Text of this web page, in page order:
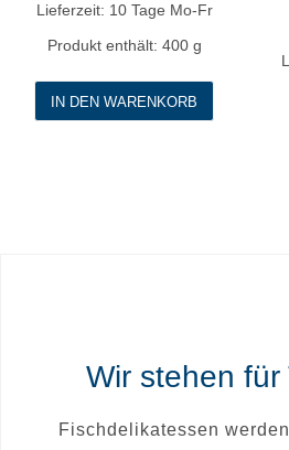
Lieferzeit: 10 Tage Mo-Fr
Produkt enthält: 400 g
IN DEN WARENKORB
Wir stehen für
Fischdelikatessen